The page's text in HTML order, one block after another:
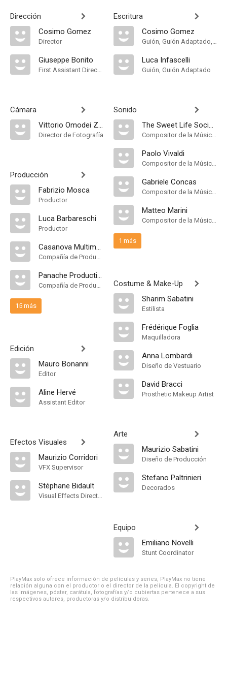
Dirección
Cosimo Gomez
Director
Giuseppe Bonito
First Assistant Director
Cámara
Vittorio Omodei Zorini
Director de Fotografía
Producción
Fabrizio Mosca
Productor
Luca Barbareschi
Productor
Casanova Multimedia
Compañía de Produccion
Panache Productions
Compañía de Produccion
15 más
Edición
Mauro Bonanni
Editor
Aline Hervé
Assistant Editor
Efectos Visuales
Maurizio Corridori
VFX Supervisor
Stéphane Bidault
Visual Effects Director
Escritura
Cosimo Gomez
Guión, Guión Adaptado, Historia
Luca Infascelli
Guión, Guión Adaptado
Sonido
The Sweet Life Society
Compositor de la Música Original
Paolo Vivaldi
Compositor de la Música Original
Gabriele Concas
Compositor de la Música Original
Matteo Marini
Compositor de la Música Original
1 más
Costume & Make-Up
Sharim Sabatini
Estilista
Frédérique Foglia
Maquilladora
Anna Lombardi
Diseño de Vestuario
David Bracci
Prosthetic Makeup Artist
Arte
Maurizio Sabatini
Diseño de Producción
Stefano Paltrinieri
Decorados
Equipo
Emiliano Novelli
Stunt Coordinator
PlayMax solo ofrece información de películas y series, PlayMax no tiene
relación alguna con el productor o el director de la película. El copyright de
las imágenes, póster, carátula, fotografías y/o cubiertas pertenece a sus
respectivos autores, productoras y/o distribuidoras.